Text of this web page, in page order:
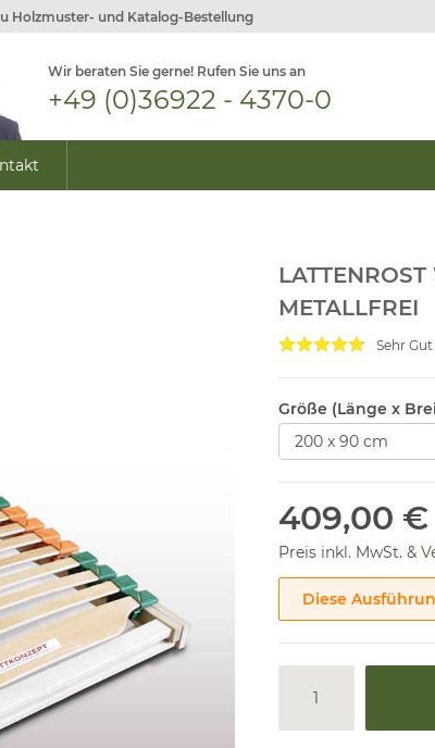
Holzmuster- und Katalog-Bestellung
Wir beraten Sie gerne! Rufen Sie uns an
+49 (0)36922 - 4370-0
METALLFREI
Sehr Gut
Größe (Länge x
409,00 €
Preis inkl. MwSt. &
Diese